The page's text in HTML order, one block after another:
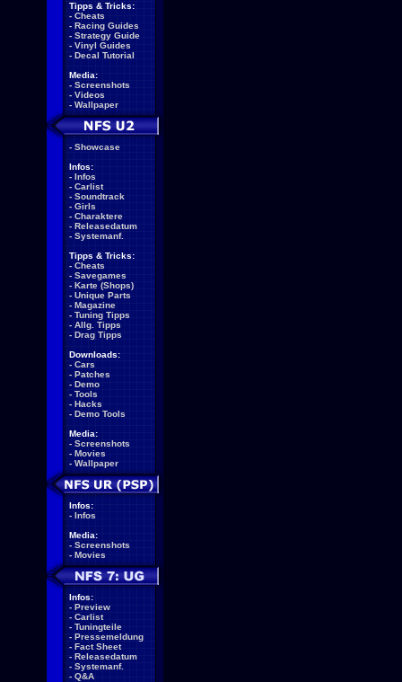
Tipps & Tricks:
- Cheats
- Racing Guides
- Strategy Guide
- Vinyl Guides
- Decal Tutorial
Media:
- Screenshots
- Videos
- Wallpaper
- Showcase
Infos:
- Infos
- Carlist
- Soundtrack
- Girls
- Charaktere
- Releasedatum
- Systemanf.
Tipps & Tricks:
- Cheats
- Savegames
- Karte (Shops)
- Unique Parts
- Magazine
- Tuning Tipps
- Allg. Tipps
- Drag Tipps
Downloads:
- Cars
- Patches
- Demo
- Tools
- Hacks
- Demo Tools
Media:
- Screenshots
- Movies
- Wallpaper
Infos:
- Infos
Media:
- Screenshots
- Movies
Infos:
- Preview
- Carlist
- Tuningteile
- Pressemeldung
- Fact Sheet
- Releasedatum
- Systemanf.
- Q&A